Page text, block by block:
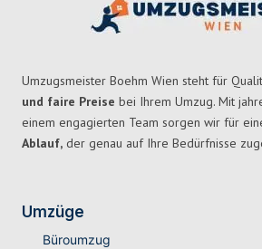
Umzugsmeister Boehm Wien steht für
und faire Preise bei Ihrem Umzug. Mit
einem engagierten Team sorgen wir für
Ablauf, der genau auf Ihre Bedürfnisse
Umzüge
Büroumzug